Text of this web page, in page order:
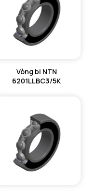
Vòng bi NTN
6201LLBC3/5K